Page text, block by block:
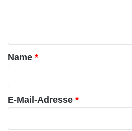
a
r
*
Name *
E-Mail-Adresse *